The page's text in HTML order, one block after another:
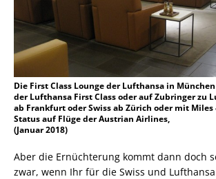
Die First Class Lounge der Lufthansa in
der Lufthansa First Class oder auf Zubringer zu
ab Frankfurt oder Swiss ab Zürich oder mit Miles
Status auf Flüge der Austrian Airlines,
(Januar 2018)
Aber die Ernüchterung kommt dann doch
zwar, wenn Ihr für die Swiss und